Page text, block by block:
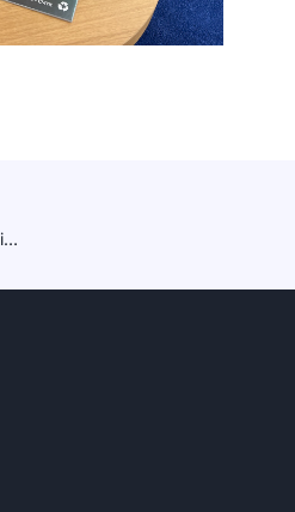
Creativ’Book & La Nuit du Livre – 2&3 december in Parijs